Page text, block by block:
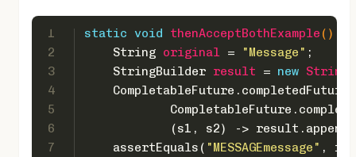
1
2
3
4
5
6
7
static void thenAcceptBothExample ()
String original = "Message" ;
StringBuilder result = new
(s1, s2) ->
    assertEquals(
"MESSAGEmessage" ,